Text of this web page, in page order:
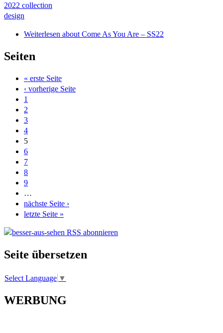
2022 collection
design
Weiterlesen about Come As You Are – SS22
Seiten
« erste Seite
‹ vorherige Seite
1
2
3
4
5
6
7
8
9
…
nächste Seite ›
letzte Seite »
Seite übersetzen
Select Language ▼
WERBUNG